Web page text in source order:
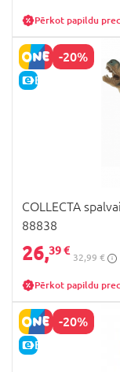
Pērkot papildu
-20%
E-CENA
COLLECTA
88838
26,39 €
32,99 €
Pērkot papildu
-20%
E-CENA